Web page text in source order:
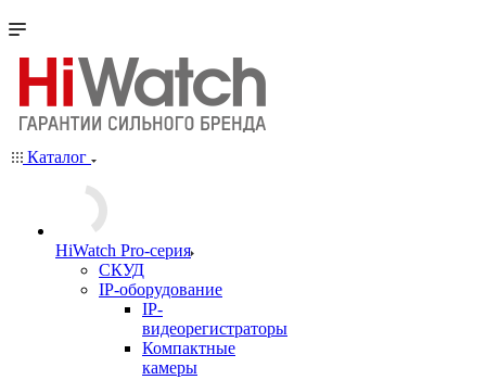
Каталог
HiWatch Pro-серия
CКУД
IP-оборудование
IP-
видеорегистраторы
Компактные
камеры